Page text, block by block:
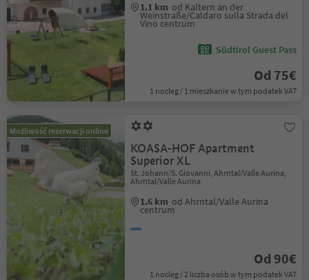
1.1 km od Kaltern an der
Weinstraße/Caldaro sulla Strada del
Vino centrum
Südtirol Guest Pass
Od 75€
1 nocleg / 1 mieszkanie w tym podatek VAT
Możliwość rezerwacji online
KOASA-HOF Apartment
Superior XL
St. Johann/S. Giovanni, Ahrntal/Valle Aurina,
Ahrntal/Valle Aurina
1.6 km od Ahrntal/Valle Aurina
centrum
Od 90€
1 nocleg / 2 liczba osób w tym podatek VAT